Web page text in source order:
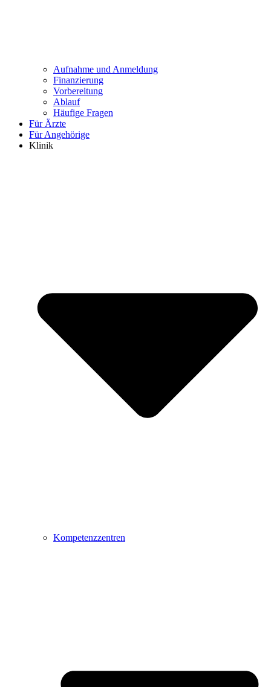
Aufnahme und Anmeldung
Finanzierung
Vorbereitung
Ablauf
Häufige Fragen
Für Ärzte
Für Angehörige
Klinik
Kompetenzzentren